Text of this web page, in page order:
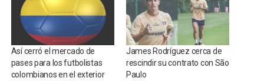
Así cerró el mercado de
pases para los futbolistas
colombianos en el exterior
James Rodríguez cerca de
rescindir su contrato con São
Paulo